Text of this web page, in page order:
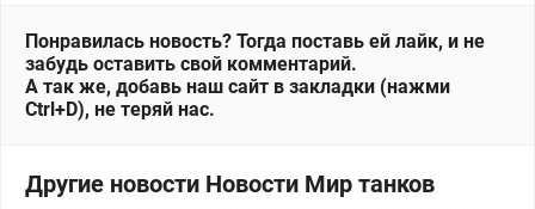
Понравилась новость? Тогда поставь ей лайк, и не
забудь оставить свой комментарий.
А так же, добавь наш сайт в закладки (нажми
Ctrl+D), не теряй нас.
Другие новости Новости Мир танков